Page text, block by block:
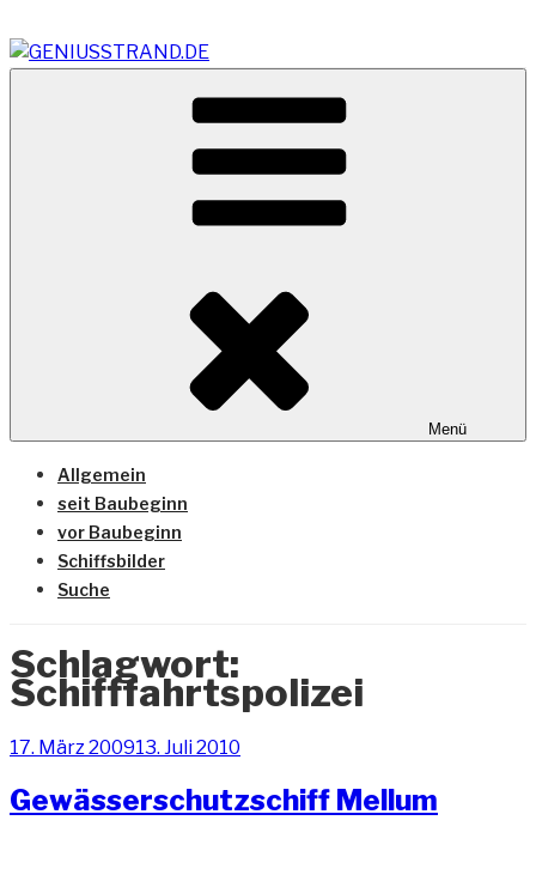
Inhalt
springen
GENIUSSTRAND.DE
Vom Geniusstrand zum JadeWeserPort/Container
Terminal Wilhelmshaven
Menü
Allgemein
seit Baubeginn
vor Baubeginn
Schiffsbilder
Suche
Schlagwort:
Schifffahrtspolizei
Veröffentlicht
17. März 200913. Juli 2010
Gewässerschutzschiff Mellum